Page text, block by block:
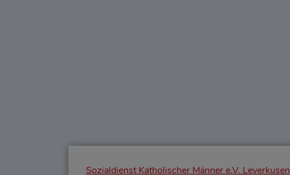
Sozialdienst Katholischer Männer e.V. Leverkusen